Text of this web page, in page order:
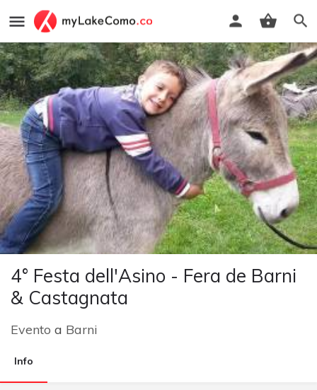
4° Festa dell'Asino - Fera de Barni
& Castagnata
Evento a Barni
Info